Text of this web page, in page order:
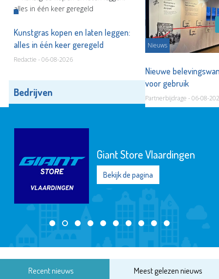
Kunstgras kopen en laten leggen:
alles in één keer geregeld
Redactie - 06-08-2026
Nieuws
Nieuwe
voor gebruik
Partnerbijdrage - 06-08-
Bedrijven
Giant Store Vlaardingen
Bekijk de pagina
Recent nieuws Meest gelezen nieuws